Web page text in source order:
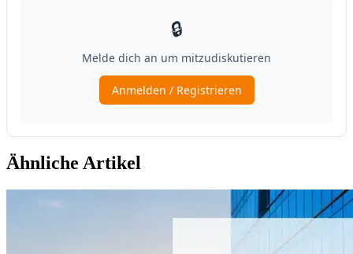
Ähnliche Artikel